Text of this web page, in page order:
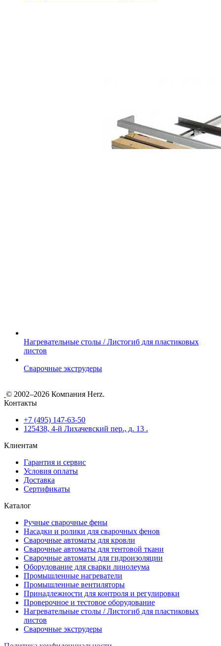
Нагревательные столы / Листогиб для пластиковых
листов
Сварочные экструдеры
© 2002–2026 Компания Herz.
Контакты
+7 (495) 147-63-50
125438, 4-й Лихачевский пер., д. 13 .
Клиентам
Гарантия и сервис
Условия оплаты
Доставка
Сертификаты
Каталог
Ручные сварочные фены
Насадки и ролики для сварочных фенов
Сварочные автоматы для кровли
Сварочные автоматы для тентовой ткани
Сварочные автоматы для гидроизоляции
Оборудование для сварки линолеума
Промышленные нагреватели
Промышленные вентиляторы
Принадлежности для контроля и регулировки
Проверочное и тестовое оборудование
Нагревательные столы / Листогиб для пластиковых
листов
Сварочные экструдеры